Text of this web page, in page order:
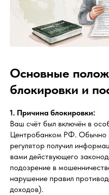
Основные
блокировки и
1. Причина блокировки:
Ваш счёт был включён в
Центробанком РФ. Обычно
регулятор получил
вами действующего
подозрение в
нарушение правил
доходов).